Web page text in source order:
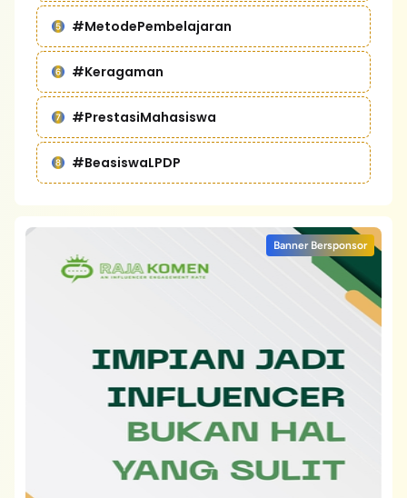
#MetodePembelajaran
#Keragaman
#PrestasiMahasiswa
#BeasiswaLPDP
Banner Bersponsor